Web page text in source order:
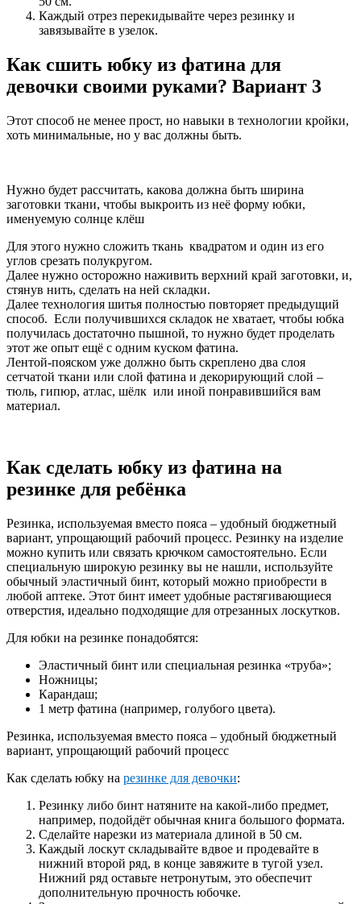
Каждый отрез перекидывайте через резинку и
завязывайте в узелок.
Как сшить юбку из фатина для
девочки своими руками? Вариант 3
Этот способ не менее прост, но навыки в технологии кройки,
хоть минимальные, но у вас должны быть.
Нужно будет рассчитать, какова должна быть ширина
заготовки ткани, чтобы выкроить из неё форму юбки,
именуемую солнце клёш
Для этого нужно сложить ткань квадратом и один из его
углов срезать полукругом.
Далее нужно осторожно наживить верхний край заготовки, и,
стянув нить, сделать на ней складки.
Далее технология шитья полностью повторяет предыдущий
способ. Если получившихся складок не хватает, чтобы юбка
получилась достаточно пышной, то нужно будет проделать
этот же опыт ещё с одним куском фатина.
Лентой-пояском уже должно быть скреплено два слоя
сетчатой ткани или слой фатина и декорирующий слой –
тюль, гипюр, атлас, шёлк или иной понравившийся вам
материал.
Как сделать юбку из фатина на
резинке для ребёнка
Резинка, используемая вместо пояса – удобный бюджетный
вариант, упрощающий рабочий процесс. Резинку на изделие
можно купить или связать крючком самостоятельно. Если
специальную широкую резинку вы не нашли, используйте
обычный эластичный бинт, который можно приобрести в
любой аптеке. Этот бинт имеет удобные растягивающиеся
отверстия, идеально подходящие для отрезанных лоскутков.
Для юбки на резинке понадобятся:
Эластичный бинт или специальная резинка «труба»;
Ножницы;
Карандаш;
1 метр фатина (например, голубого цвета).
Резинка, используемая вместо пояса – удобный бюджетный
вариант, упрощающий рабочий процесс
Как сделать юбку на резинке для девочки:
Резинку либо бинт натяните на какой-либо предмет,
например, подойдёт обычная книга большого формата.
Сделайте нарезки из материала длиной в 50 см.
Каждый лоскут складывайте вдвое и продевайте в
нижний второй ряд, в конце завяжите в тугой узел.
Нижний ряд оставьте нетронутым, это обеспечит
дополнительную прочность юбочке.